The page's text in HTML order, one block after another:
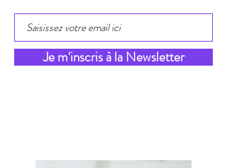
Je m'inscris à la Newsletter